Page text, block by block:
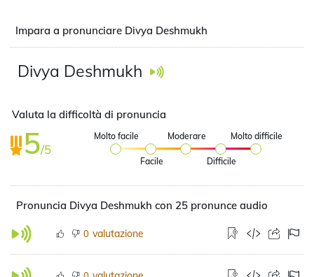
Impara a pronunciare Divya Deshmukh
Divya Deshmukh
Valuta la difficoltà di pronuncia
5/5
Molto facile
Facile
Moderare
Difficile
Molto difficile
Pronuncia Divya Deshmukh con 25 pronunce audio
0 valutazione